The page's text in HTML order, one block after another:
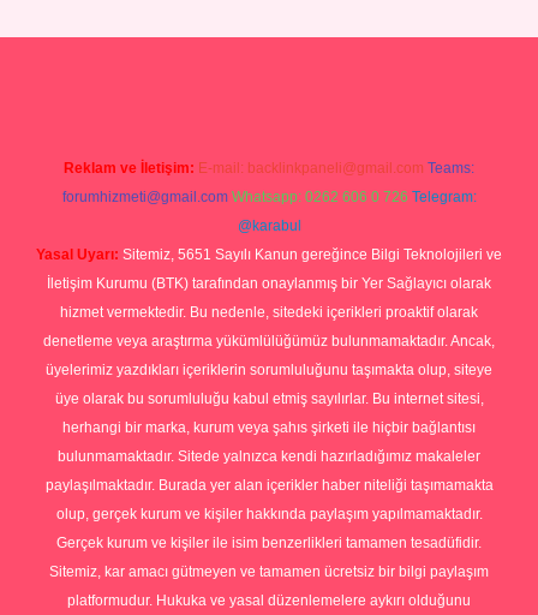
Reklam ve İletişim: E-mail: backlinkpaneli@gmail.com Teams:
forumhizmeti@gmail.com Whatsapp: 0262 606 0 726 Telegram:
@karabul
Yasal Uyarı: Sitemiz, 5651 Sayılı Kanun gereğince Bilgi Teknolojileri ve
İletişim Kurumu (BTK) tarafından onaylanmış bir Yer Sağlayıcı olarak
hizmet vermektedir. Bu nedenle, sitedeki içerikleri proaktif olarak
denetleme veya araştırma yükümlülüğümüz bulunmamaktadır. Ancak,
üyelerimiz yazdıkları içeriklerin sorumluluğunu taşımakta olup, siteye
üye olarak bu sorumluluğu kabul etmiş sayılırlar. Bu internet sitesi,
herhangi bir marka, kurum veya şahıs şirketi ile hiçbir bağlantısı
bulunmamaktadır. Sitede yalnızca kendi hazırladığımız makaleler
paylaşılmaktadır. Burada yer alan içerikler haber niteliği taşımamakta
olup, gerçek kurum ve kişiler hakkında paylaşım yapılmamaktadır.
Gerçek kurum ve kişiler ile isim benzerlikleri tamamen tesadüfidir.
Sitemiz, kar amacı gütmeyen ve tamamen ücretsiz bir bilgi paylaşım
platformudur. Hukuka ve yasal düzenlemelere aykırı olduğunu